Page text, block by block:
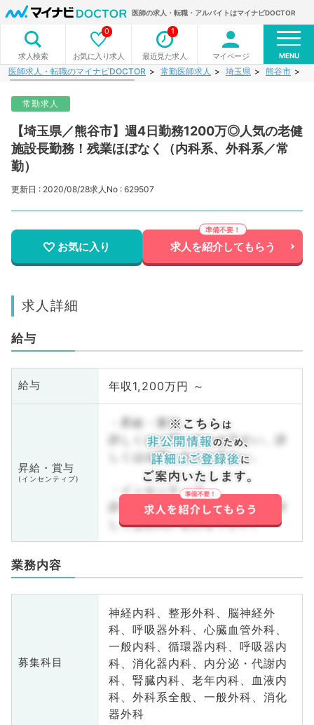
医師の求人・転職・アルバイトはマイナビDOCTOR
求人検索 お気に入り求人
0
最近見た求人
1
マイページ MENU
医師求人・転職のマイナビDOCTOR 常勤医師求人 埼玉県 熊谷市
常勤求人
【埼玉県／熊谷市】週4日勤務1200万◎人気の老健
施設長勤務！残業ほぼなく（内科系、外科系／常
勤）
更新日 : 2020/08/28求人No : 629507
お気に入り 求人を紹介してもらう
求人詳細
給与
給与 年収1,200万円 ～
昇給・賞与
(インセンティブ)
・昇給・賞与
詳しくはお問い合わせ下さい。詳
しくはお問い合わせ下さい。
・インセンティブ
詳しくはお問い合わせ下さい。詳
しくはお問い合わせ下さい。
業務内容
募集科目
神経内科、整形外科、脳神経外
科、呼吸器外科、心臓血管外科、
一般内科、循環器内科、呼吸器内
科、消化器内科、内分泌・代謝内
科、腎臓内科、老年内科、血液内
科、外科系全般、一般外科、消化
器外科